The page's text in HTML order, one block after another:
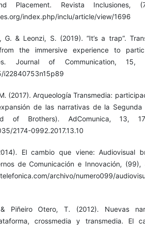
Placement. Revista Inclusiones,
index.php/inclu/article/view/1696
G. & Leonzi, S. (2019). “It’s a trap”.
the immersive experience to
Journal of Communication, 15,
i22840753n15p89
(2017). Arqueología Transmedia:
de las narrativas de la Segunda
of Brothers). AdComunica, 13,
2174-0992.2017.13.10
El cambio que viene: Audiovisual
de Comunicación e Innovación,
archivo/numero099/
Piñeiro Otero, T. (2012). Nuevas
crossmedia y transmedia. El